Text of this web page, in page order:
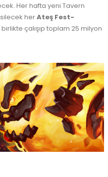
Her hafta yeni Tavern
herAteş Fest-
çalışıp toplam 25 milyon